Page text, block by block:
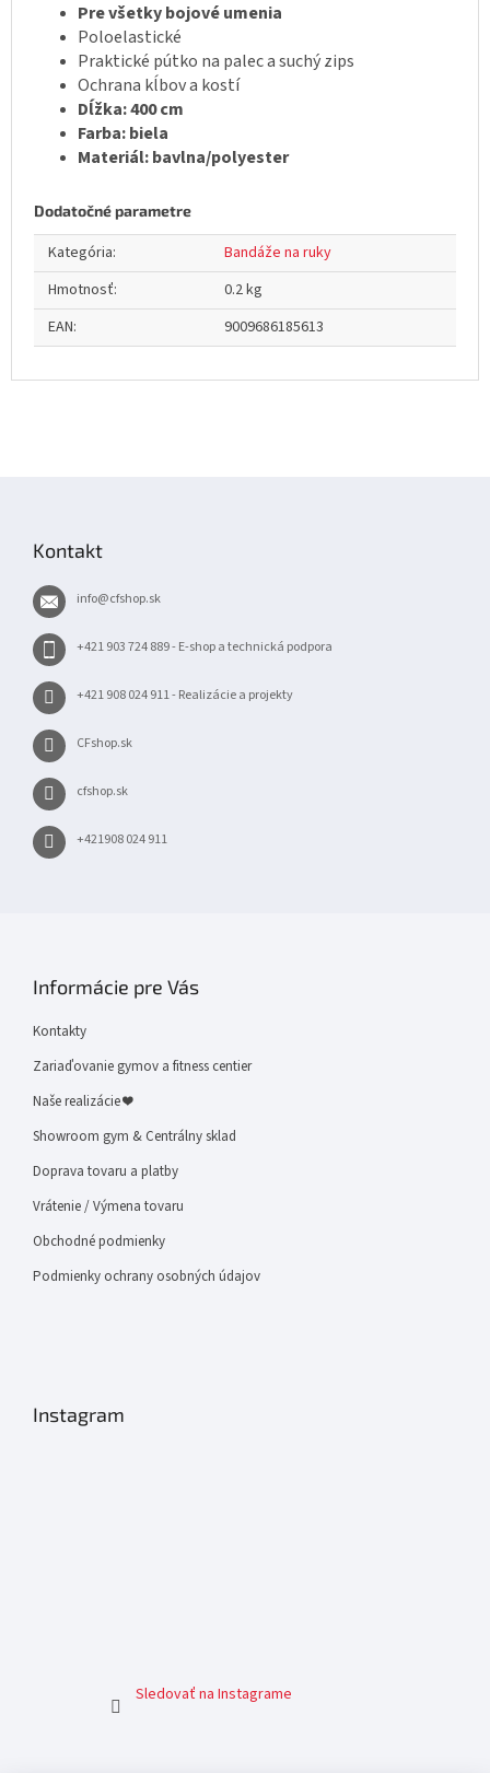
Pre všetky bojové umenia
Poloelastické
Praktické pútko na palec a suchý zips
Ochrana kĺbov a kostí
Dĺžka: 400 cm
Farba: biela
Materiál: bavlna/polyester
Dodatočné parametre
Kategória:
Bandáže na ruky
Hmotnosť:
0.2 kg
EAN: 9009686185613
Kontakt
info@cfshop.sk
+421 903 724 889 - E-shop a technická podpora
+421 908 024 911 - Realizácie a projekty
CFshop.sk
cfshop.sk
+421908 024 911
Informácie pre Vás
Kontakty
Zariaďovanie gymov a fitness centier
Naše realizácie ❤
Showroom gym & Centrálny sklad
Doprava tovaru a platby
Vrátenie / Výmena tovaru
Obchodné podmienky
Podmienky ochrany osobných údajov
Instagram
Sledovať na Instagrame